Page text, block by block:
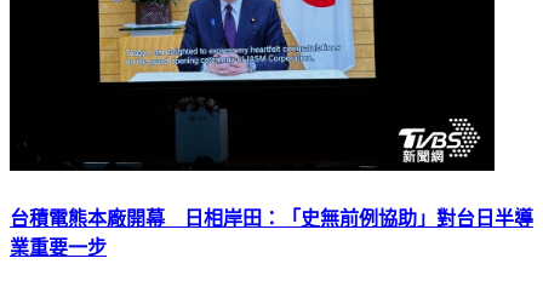
台積電熊本廠開幕 日相岸田：「史無前例協助」對台日半導
業重要一步